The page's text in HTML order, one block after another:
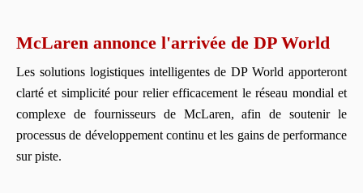
McLaren annonce l'arrivée de DP World
Les solutions logistiques intelligentes de DP World apporteront
clarté et simplicité pour relier efficacement le réseau mondial et
complexe de fournisseurs de McLaren, afin de soutenir le
processus de développement continu et les gains de performance
sur piste.